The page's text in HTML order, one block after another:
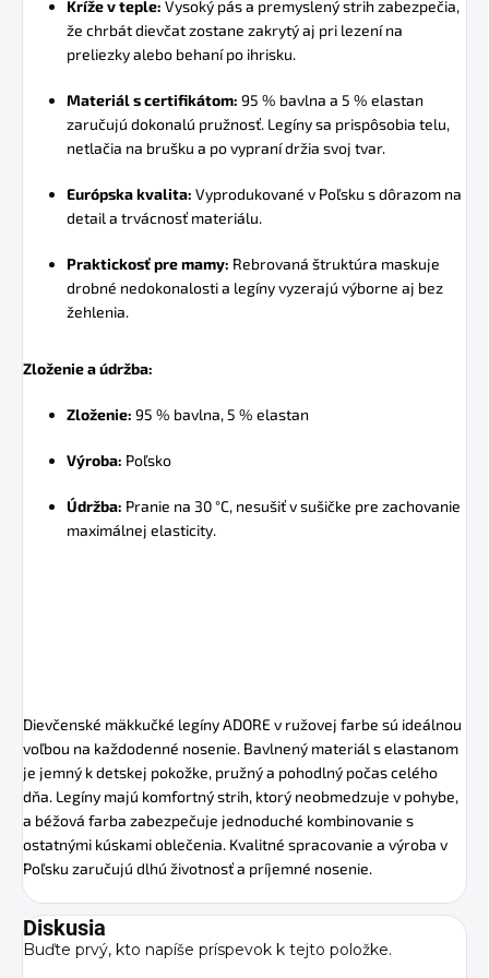
Kríže v teple: Vysoký pás a premyslený strih zabezpečia,
že chrbát dievčat zostane zakrytý aj pri lezení na
preliezky alebo behaní po ihrisku.
Materiál s certifikátom: 95 % bavlna a 5 % elastan
zaručujú dokonalú pružnosť. Legíny sa prispôsobia telu,
netlačia na brušku a po vypraní držia svoj tvar.
Európska kvalita: Vyprodukované v Poľsku s dôrazom na
detail a trvácnosť materiálu.
Praktickosť pre mamy: Rebrovaná štruktúra maskuje
drobné nedokonalosti a legíny vyzerajú výborne aj bez
žehlenia.
Zloženie a údržba:
Zloženie: 95 % bavlna, 5 % elastan
Výroba: Poľsko
Údržba: Pranie na 30 °C, nesušiť v sušičke pre zachovanie
maximálnej elasticity.
Dievčenské mäkkučké legíny ADORE v ružovej farbe sú ideálnou
voľbou na každodenné nosenie. Bavlnený materiál s elastanom
je jemný k detskej pokožke, pružný a pohodlný počas celého
dňa. Legíny majú komfortný strih, ktorý neobmedzuje v pohybe,
a béžová farba zabezpečuje jednoduché kombinovanie s
ostatnými kúskami oblečenia. Kvalitné spracovanie a výroba v
Poľsku zaručujú dlhú životnosť a príjemné nosenie.
Diskusia
Buďte prvý, kto napíše príspevok k tejto položke.